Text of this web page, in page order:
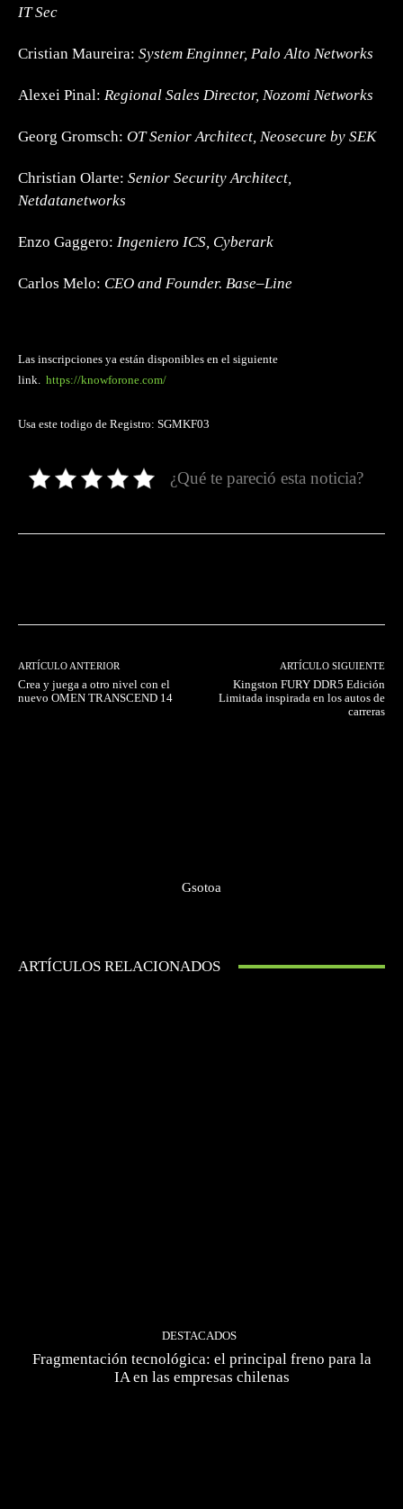
IT Sec
Cristian Maureira: System Enginner, Palo Alto Networks
Alexei Pinal: Regional Sales Director, Nozomi Networks
Georg Gromsch: OT Senior Architect, Neosecure by SEK
Christian Olarte: Senior Security Architect,
Netdatanetworks
Enzo Gaggero: Ingeniero ICS, Cyberark
Carlos Melo: CEO and Founder. Base–Line
Las inscripciones ya están disponibles en el siguiente
link. https://knowforone.com/
Usa este todigo de Registro: SGMKF03
¿Qué te pareció esta noticia?
ARTÍCULO ANTERIOR
Crea y juega a otro nivel con el
nuevo OMEN TRANSCEND 14
ARTÍCULO SIGUIENTE
Kingston FURY DDR5 Edición
Limitada inspirada en los autos de
carreras
Gsotoa
ARTÍCULOS RELACIONADOS
DESTACADOS
Fragmentación tecnológica: el principal freno para la
IA en las empresas chilenas